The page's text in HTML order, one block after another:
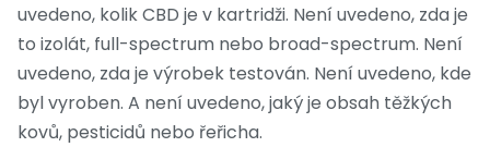
uvedeno, kolik CBD je v kartridži. Není uvedeno, zda je
to izolát, full-spectrum nebo broad-spectrum. Není
uvedeno, zda je výrobek testován. Není uvedeno, kde
byl vyroben. A není uvedeno, jaký je obsah těžkých
kovů, pesticidů nebo řeřicha.